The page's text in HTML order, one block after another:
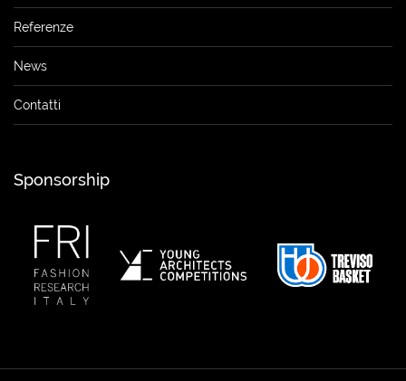
Referenze
News
Contatti
Sponsorship